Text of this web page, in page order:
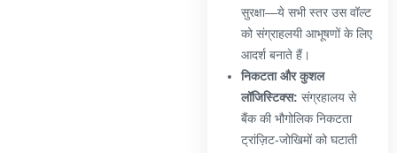
सुरक्षा—ये सभी स्तर उस वॉल्ट
को संग्राहलयी आभूषणों के लिए
आदर्श बनाते हैं।
निकटता और कुशल
लॉजिस्टिक्स: संग्रहालय से
बैंक की भौगोलिक निकटता
ट्रांज़िट-जोखिमों को घटाती